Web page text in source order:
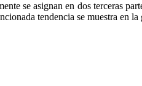
se asignan en dos terceras
tendencia se muestra en la